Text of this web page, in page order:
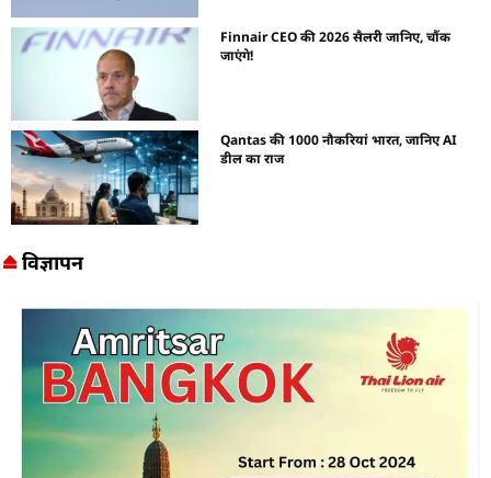
Finnair CEO की 2026 सैलरी जानिए, चौंक
जाएंगे!
Qantas की 1000 नौकरियां भारत, जानिए AI
डील का राज
विज्ञापन